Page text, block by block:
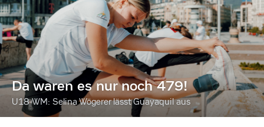
Da waren es nur noch 479!
U18-WM: Selina Wögerer lässt Guayaquil aus